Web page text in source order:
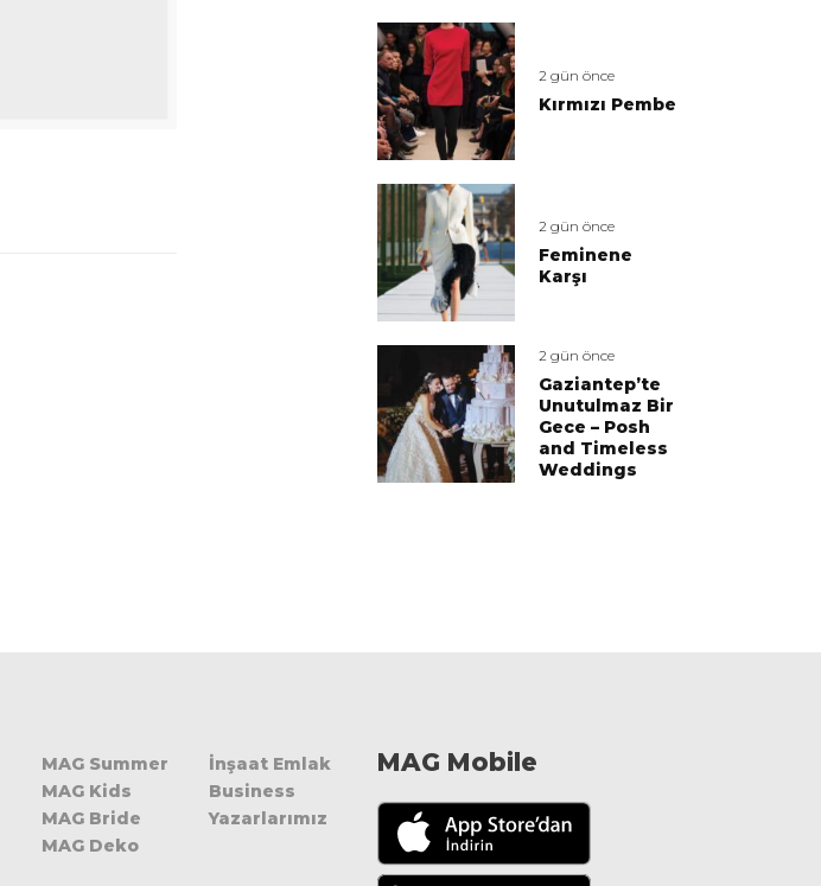
2 gün önce
Kırmızı Pembe
2 gün önce
Feminene
Karşı
2 gün önce
Gaziantep’te
Unutulmaz Bir
Gece – Posh
and Timeless
Weddings
MAG Summer
MAG Kids
MAG Bride
MAG Deko
İnşaat Emlak
Business
Yazarlarımız
MAG Mobile